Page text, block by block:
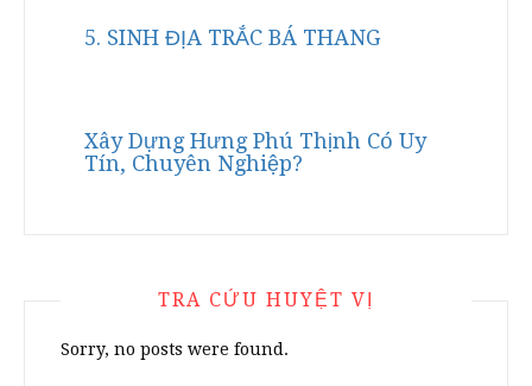
5. SINH ĐỊA TRẮC BÁ THANG
Xây Dựng Hưng Phú Thịnh Có Uy
Tín, Chuyên Nghiệp?
TRA CỨU HUYỆT VỊ
Sorry, no posts were found.